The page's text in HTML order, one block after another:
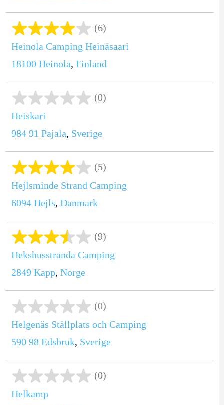
(6)
Heinola Camping Heinäsaari
18100 Heinola, Finland
(0)
Heiskari
984 91 Pajala, Sverige
(5)
Hejlsminde Strand Camping
6094 Hejls, Danmark
(9)
Hekshusstranda Camping
2849 Kapp, Norge
(0)
Helgenäs Ställplats och Camping
590 98 Edsbruk, Sverige
(0)
Helkamp